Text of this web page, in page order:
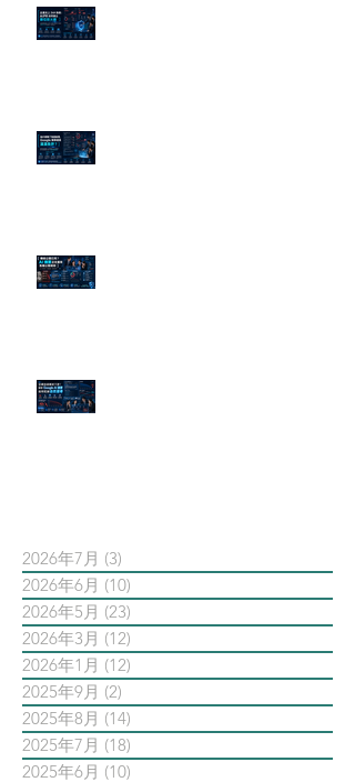
2026年7月 (3)
2026年6月 (10)
2026年5月 (23)
2026年3月 (12)
2026年1月 (12)
2025年9月 (2)
2025年8月 (14)
2025年7月 (18)
2025年6月 (10)